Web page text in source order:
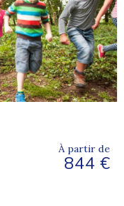
À partir de
844 €